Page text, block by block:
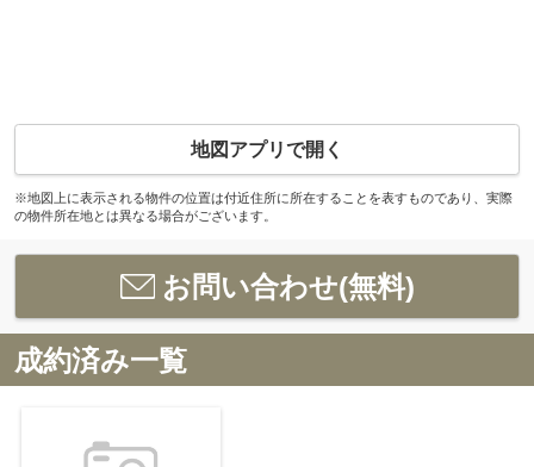
地図アプリで開く
※地図上に表示される物件の位置は付近住所に所在することを表すものであり、実際
の物件所在地とは異なる場合がございます。
お問い合わせ(無料)
成約済み一覧